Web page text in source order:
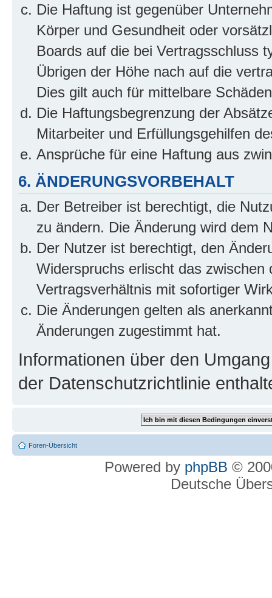
Die Haftung ist gegenüber
Körper und Gesundheit oder
Boards auf die bei Vertragsschluss
Übrigen der Höhe nach auf die
Dies gilt auch für mittelbare
Die Haftungsbegrenzung der
Mitarbeiter und Erfüllungsgehilfen
Ansprüche für eine Haftung aus
6. ÄNDERUNGSVORBEHALT
Der Betreiber ist berechtigt, die
zu ändern. Die Änderung wird dem
Der Nutzer ist berechtigt, den
Widerspruchs erlischt das
Vertragsverhältnis mit sofortiger
Die Änderungen gelten als
Änderungen zugestimmt hat.
Informationen über den
der Datenschutzrichtlinie
Foren-Übersicht
Powered by phpBB ©
Deutsche